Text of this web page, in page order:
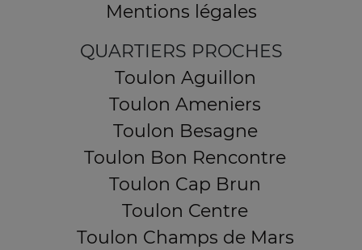
Mentions légales
QUARTIERS PROCHES
Toulon Aguillon
Toulon Ameniers
Toulon Besagne
Toulon Bon Rencontre
Toulon Cap Brun
Toulon Centre
Toulon Champs de Mars